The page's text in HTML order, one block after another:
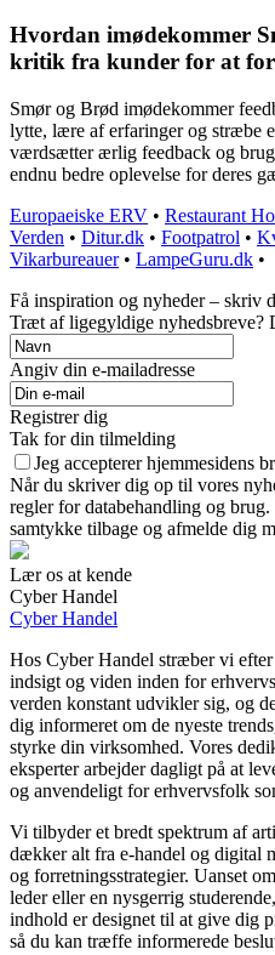
Hvordan imødekommer
kritik fra kunder for at
Smør og Brød imødekommer
lytte, lære af erfaringer og stræbe
værdsætter ærlig feedback og
endnu bedre oplevelse for deres
Europaeiske ERV • Restaurant
Verden • Ditur.dk • Footpatrol •
Vikarbureauer• LampeGuru.dk •
Få inspiration og nyheder – skriv
Træt af ligegyldige nyhedsbreve?
Angiv din e-mailadresse
Registrer dig
Tak for din tilmelding
Jeg accepterer hjemmesidens
Når du skriver dig op til vores
regler for databehandling og
samtykke tilbage og afmelde dig
Lær os at kende
Cyber Handel
Cyber Handel
Hos Cyber Handel stræber vi
indsigt og viden inden for
verden konstant udvikler sig, og
dig informeret om de nyeste
styrke din virksomhed. Vores
eksperter arbejder dagligt på at
og anvendeligt for erhvervsfolk
Vi tilbyder et bredt spektrum af
dækker alt fra e-handel og digital
og forretningsstrategier. Uanset
leder eller en nysgerrig
indhold er designet til at give dig
så du kan træffe informerede